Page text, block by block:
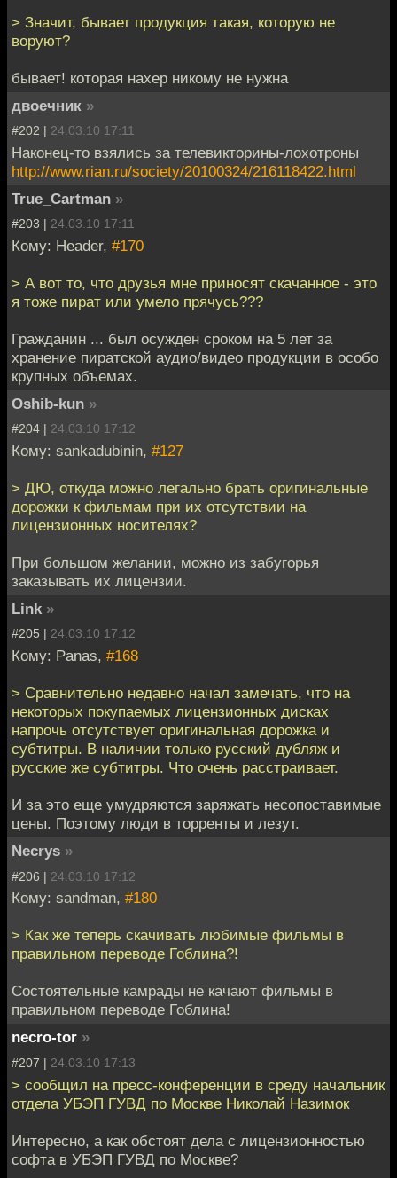
> Значит, бывает продукция такая, которую не
воруют?
бывает! которая нахер никому не нужна
двоечник »
#202 | 24.03.10 17:11
Наконец-то взялись за телевикторины-лохотроны
http://www.rian.ru/society/20100324/216118422.html
True_Cartman »
#203 | 24.03.10 17:11
Кому: Header, #170
> А вот то, что друзья мне приносят скачанное - это
я тоже пират или умело прячусь???
Гражданин ... был осужден сроком на 5 лет за
хранение пиратской аудио/видео продукции в особо
крупных объемах.
Oshib-kun »
#204 | 24.03.10 17:12
Кому: sankadubinin, #127
> ДЮ, откуда можно легально брать оригинальные
дорожки к фильмам при их отсутствии на
лицензионных носителях?
При большом желании, можно из забугорья
заказывать их лицензии.
Link »
#205 | 24.03.10 17:12
Кому: Panas, #168
> Сравнительно недавно начал замечать, что на
некоторых покупаемых лицензионных дисках
напрочь отсутствует оригинальная дорожка и
субтитры. В наличии только русский дубляж и
русские же субтитры. Что очень расстраивает.
И за это еще умудряются заряжать несопоставимые
цены. Поэтому люди в торренты и лезут.
Necrys »
#206 | 24.03.10 17:12
Кому: sandman, #180
> Как же теперь скачивать любимые фильмы в
правильном переводе Гоблина?!
Состоятельные камрады не качают фильмы в
правильном переводе Гоблина!
necro-tor »
#207 | 24.03.10 17:13
> сообщил на пресс-конференции в среду начальник
отдела УБЭП ГУВД по Москве Николай Назимок
Интересно, а как обстоят дела с лицензионностью
софта в УБЭП ГУВД по Москве?